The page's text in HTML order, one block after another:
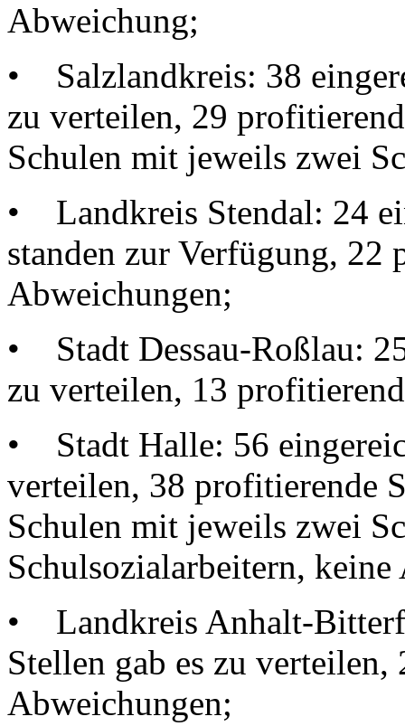
Abweichung;
• Salzlandkreis: 38
zu verteilen, 29
Schulen mit jeweils zwei
• Landkreis Stendal: 24
standen zur Verfügung, 22
Abweichungen;
• Stadt Dessau-Roßlau:
zu verteilen, 13
• Stadt Halle: 56
verteilen, 38 profitierende
Schulen mit jeweils zwei
Schulsozialarbeitern,
• Landkreis Anhalt-
Stellen gab es zu
Abweichungen;